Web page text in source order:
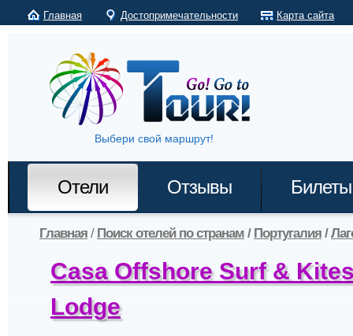
Главная Достопримечательности Карта сайта
Выбери свой маршрут!
Отели Отзывы Билеты
Главная / Поиск отелей по странам / Португалия /
Casa Offshore Surf &
Lodge